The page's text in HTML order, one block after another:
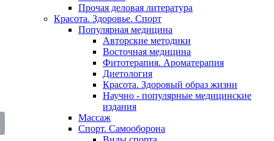
Прочая деловая литература
Красота. Здоровье. Спорт
Популярная медицина
Авторские методики
Восточная медицина
Фитотерапия. Ароматерапия
Диетология
Красота. Здоровый образ жизни
Научно - популярные медицинские
издания
Массаж
Спорт. Самооборона